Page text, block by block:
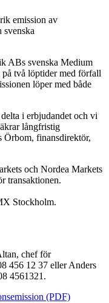
emission av
svenska
ABs svenska Medium
två löptider med förfall
löper med både
i erbjudandet och vi
långfristig
Örbom, finansdirektör,
och Nordea Markets
transaktionen.
Stockholm.
chef för
456 12 37 eller Anders
4561321.
(PDF)